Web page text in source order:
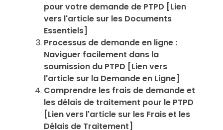
pour votre demande de PTPD [Lien
vers l'article sur les Documents
Essentiels]
Processus de demande en ligne :
Naviguer facilement dans la
soumission du PTPD [Lien vers
l'article sur la Demande en Ligne]
Comprendre les frais de demande et
les délais de traitement pour le PTPD
[Lien vers l'article sur les Frais et les
Délais de Traitement]